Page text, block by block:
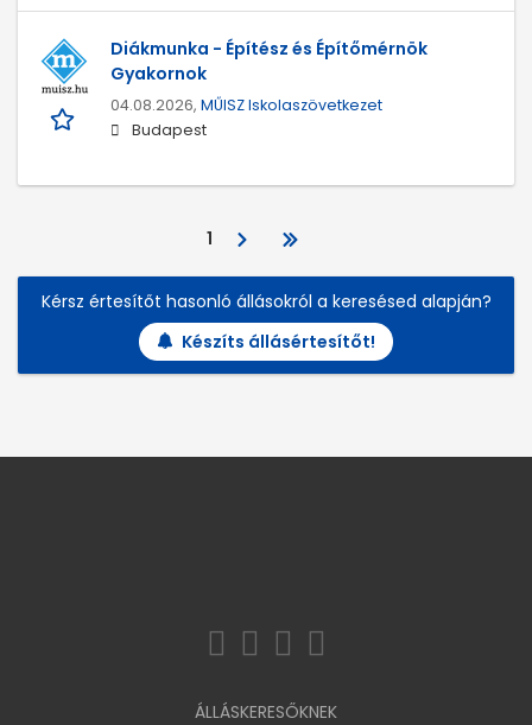
Diákmunka - Építész és Építőmérnök
Gyakornok
04.08.2026, MŰISZ Iskolaszövetkezet
Budapest
1
Kérsz értesítőt hasonló állásokról a keresésed alapján?
Készíts állásértesítőt!
ÁLLÁSKERESŐKNEK